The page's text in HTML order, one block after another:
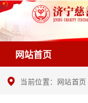
网站首页
当前位置： 网站首页